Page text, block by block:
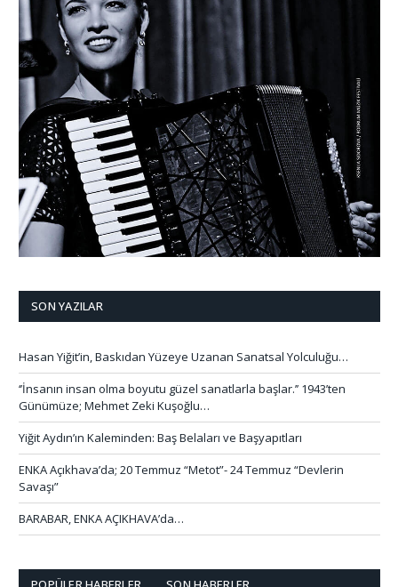
SON YAZILAR
Hasan Yiğit’in, Baskıdan Yüzeye Uzanan Sanatsal Yolculuğu…
‘’İnsanın insan olma boyutu güzel sanatlarla başlar.’’ 1943’ten
Günümüze; Mehmet Zeki Kuşoğlu…
Yiğit Aydın’ın Kaleminden: Baş Belaları ve Başyapıtları
ENKA Açıkhava’da; 20 Temmuz “Metot”- 24 Temmuz “Devlerin
Savaşı”
BARABAR, ENKA AÇIKHAVA’da…